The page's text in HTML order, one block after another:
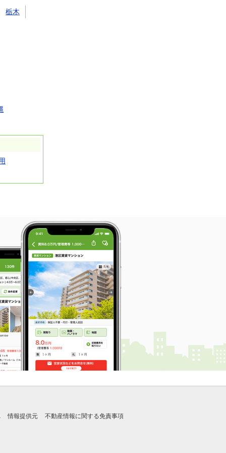
栃木
情報提供元 不動産情報に関する免責事項